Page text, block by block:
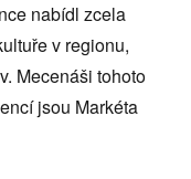
nabídl zcela
v regionu,
Mecenáši tohoto
jsou Markéta